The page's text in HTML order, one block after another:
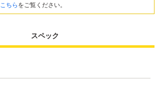
こちら をご覧ください。
スペック